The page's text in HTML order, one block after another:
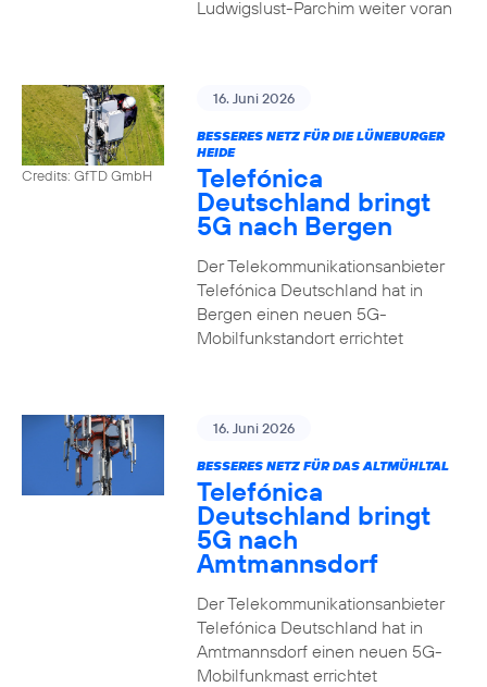
Ludwigslust-Parchim weiter voran
Credits: GfTD GmbH
16. Juni 2026
BESSERES NETZ FÜR DIE LÜNEBURGER
HEIDE
Telefónica
Deutschland bringt
5G nach Bergen
Der Telekommunikationsanbieter
Telefónica Deutschland hat in
Bergen einen neuen 5G-
Mobilfunkstandort errichtet
16. Juni 2026
BESSERES NETZ FÜR DAS ALTMÜHLTAL
Telefónica
Deutschland bringt
5G nach
Amtmannsdorf
Der Telekommunikationsanbieter
Telefónica Deutschland hat in
Amtmannsdorf einen neuen 5G-
Mobilfunkmast errichtet